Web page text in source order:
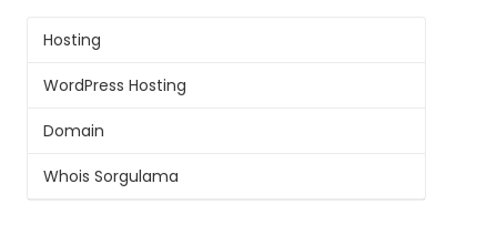
Hosting
WordPress Hosting
Domain
Whois Sorgulama